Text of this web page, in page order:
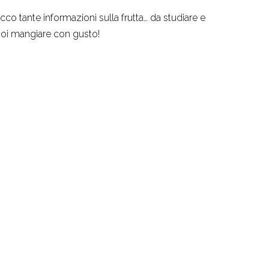
tante informazioni sulla frutta… da studiare e
mangiare con gusto!